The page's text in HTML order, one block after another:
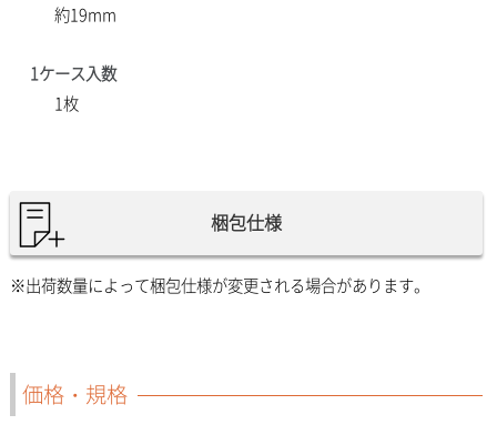
約19mm
1ケース入数
1枚
梱包仕様
※出荷数量によって梱包仕様が変更される場合があります。
価格・規格